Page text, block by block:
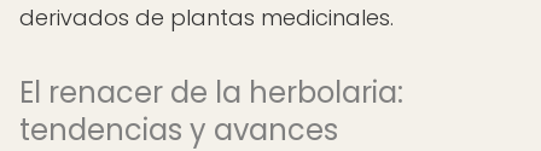
derivados de plantas medicinales.
El renacer de la herbolaria:
tendencias y avances